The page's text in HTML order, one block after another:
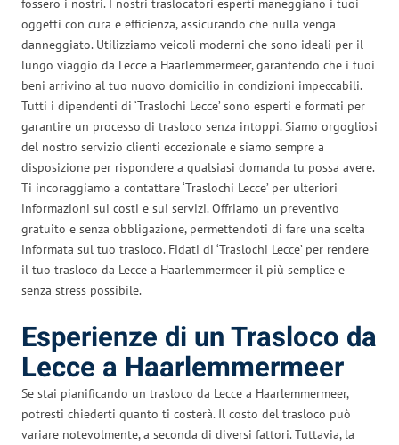
fossero i nostri. I nostri traslocatori esperti maneggiano i tuoi
oggetti con cura e efficienza, assicurando che nulla venga
danneggiato. Utilizziamo veicoli moderni che sono ideali per il
lungo viaggio da Lecce a Haarlemmermeer, garantendo che i tuoi
beni arrivino al tuo nuovo domicilio in condizioni impeccabili.
Tutti i dipendenti di ‘Traslochi Lecce’ sono esperti e formati per
garantire un processo di trasloco senza intoppi. Siamo orgogliosi
del nostro servizio clienti eccezionale e siamo sempre a
disposizione per rispondere a qualsiasi domanda tu possa avere.
Ti incoraggiamo a contattare ‘Traslochi Lecce’ per ulteriori
informazioni sui costi e sui servizi. Offriamo un preventivo
gratuito e senza obbligazione, permettendoti di fare una scelta
informata sul tuo trasloco. Fidati di ‘Traslochi Lecce’ per rendere
il tuo trasloco da Lecce a Haarlemmermeer il più semplice e
senza stress possibile.
Esperienze di un Trasloco da
Lecce a Haarlemmermeer
Se stai pianificando un trasloco da Lecce a Haarlemmermeer,
potresti chiederti quanto ti costerà. Il costo del trasloco può
variare notevolmente, a seconda di diversi fattori. Tuttavia, la